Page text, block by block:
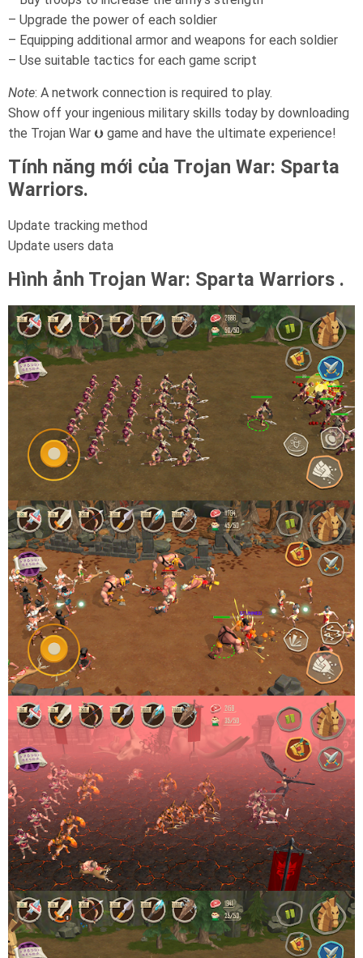
– Upgrade the power of each soldier
– Equipping additional armor and weapons for each soldier
– Use suitable tactics for each game script
Note: A network connection is required to play.
Show off your ingenious military skills today by downloading
the Trojan War ⮋ game and have the ultimate experience!
Tính năng mới của Trojan War: Sparta
Warriors.
Update tracking method
Update users data
Hình ảnh Trojan War: Sparta Warriors .